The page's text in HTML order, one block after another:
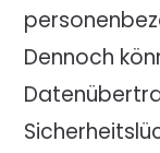
Dennoch